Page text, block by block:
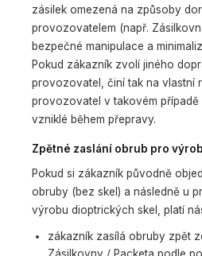
zásilek omezená na způsoby
provozovatelem (např.
bezpečné manipulace a
Pokud zákazník zvolí jiného
provozovatel, činí tak na vlastní
provozovatel v takovém
vzniklé během přepravy.
Zpětné zaslání obrub pro
Pokud si zákazník původně
obruby (bez skel) a následně u
výrobu dioptrických skel, platí
zákazník zasílá obruby zpět